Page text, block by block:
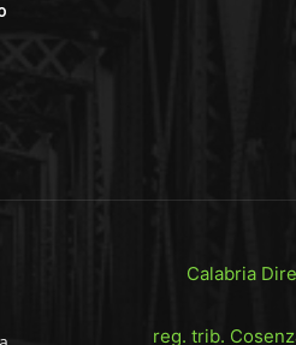
Calabria
reg. trib.